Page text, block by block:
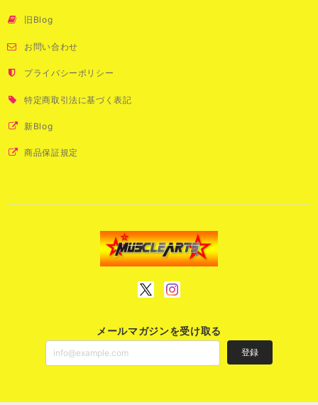
旧Blog
お問い合わせ
プライバシーポリシー
特定商取引法に基づく表記
新Blog
商品保証規定
メールマガジンを受け取る
登録